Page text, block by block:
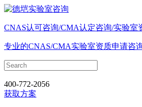
CNAS认可咨询/CMA认定咨询/实验室
专业的CNAS/CMA实验室资质申请咨
400-772-2056
获取方案